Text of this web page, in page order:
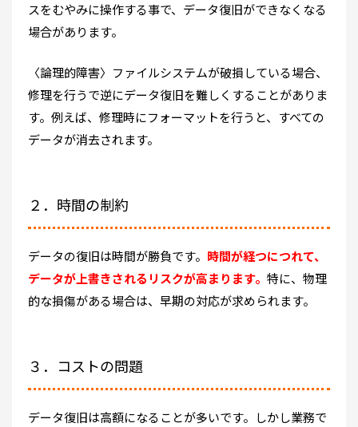
スをむやみに操作する事で、データ復旧ができなくなる
場合があります。
〈論理的障害〉ファイルシステムが破損している場合、
修理を行うで逆にデータ復旧を難しくすることがありま
す。例えば、修理時にフォーマットを行うと、すべての
データが消去されます。
２．時間の制約
データの復旧は時間が勝負です。 時間が経つにつれて、
データが上書きされるリスクが高まります。 特に、物理
的な損傷がある場合は、早期の対応が求められます。
３． コストの問題
データ復旧は高額になることが多いです。しかし業務で